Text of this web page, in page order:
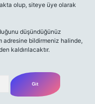
olup, siteye üye olarak
düşündüğünüz
adresine bildirmeniz halinde,
kaldırılacaktır.